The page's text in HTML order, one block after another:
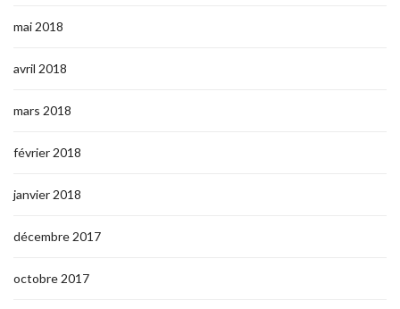
mai 2018
avril 2018
mars 2018
février 2018
janvier 2018
décembre 2017
octobre 2017